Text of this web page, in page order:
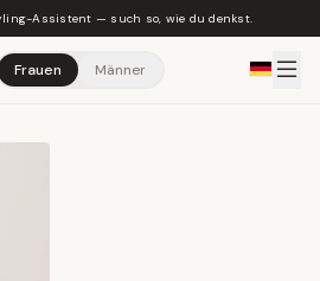
Assistent — such so, wie du denkst.
Frauen Männer